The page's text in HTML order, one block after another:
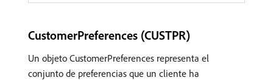
CustomerPreferences (CUSTPR)
Un objeto CustomerPreferences representa el
conjunto de preferencias que un cliente ha